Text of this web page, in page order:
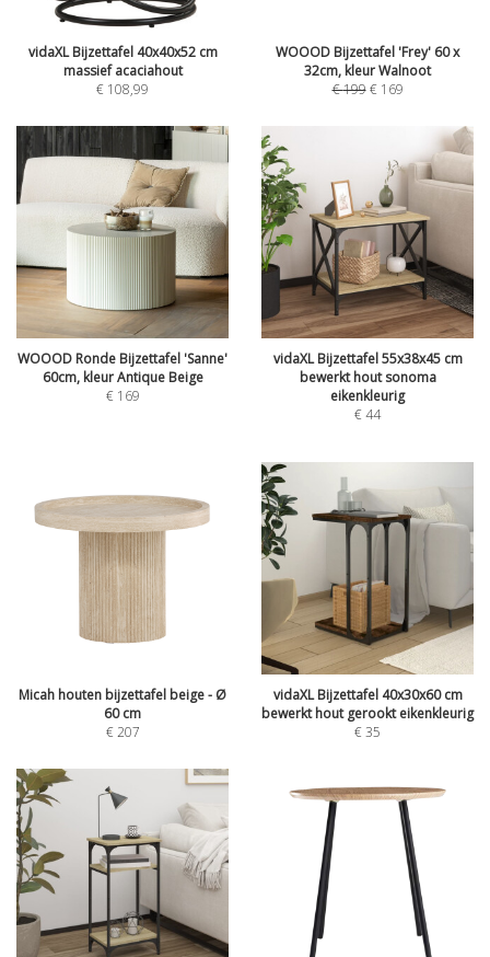
vidaXL Bijzettafel 40x40x52 cm
massief acaciahout
€ 108,99
WOOOD Bijzettafel 'Frey' 60 x
32cm, kleur Walnoot
€199 € 169
WOOOD Ronde Bijzettafel 'Sanne'
60cm, kleur Antique Beige
€ 169
vidaXL Bijzettafel 55x38x45 cm
bewerkt hout sonoma
eikenkleurig
€44
Micah houten bijzettafel beige - Ø
60 cm
€207
vidaXL Bijzettafel 40x30x60 cm
bewerkt hout gerookt eikenkleurig
€35